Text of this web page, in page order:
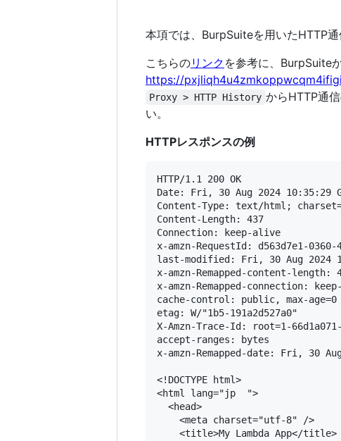
本項では、BurpSuiteを用いたHTTP通
こちらのリンク を参考に、BurpSuite
https://
Proxy > HTTP History からHTTP通信
い。
HTTPレスポンスの例
HTTP/1.1 200 OK
Date: Fri, 30 Aug 2024 10:35:29
Content-Type: text/html;
Content-Length: 437
Connection: keep-alive
x-amzn-RequestId: d563d7e1-
last-modified: Fri, 30 Aug 2024
x-amzn-Remapped-content-length:
x-amzn-Remapped-connection:
cache-control: public, max-age=0
etag: W/"1b5-191a2d527a0"
X-Amzn-Trace-Id: root=1-66d1a071-
accept-ranges: bytes
x-amzn-Remapped-date: Fri, 30
<!DOCTYPE html>
<html lang="jp  ">
  <head>
    <meta charset="utf-8" />
    <title>My Lambda App</title>